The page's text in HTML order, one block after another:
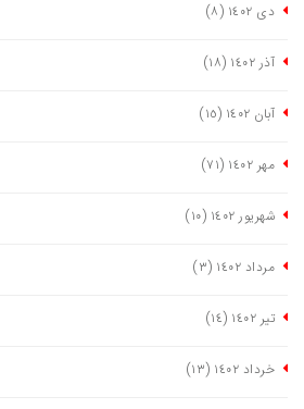
دی ١٤٠٢ (٨)
آذر ١٤٠٢ (١٨)
آبان ١٤٠٢ (١٥)
مهر ١٤٠٢ (٧١)
شهریور ١٤٠٢ (١٠)
مرداد ١٤٠٢ (٣)
تیر ١٤٠٢ (١٤)
خرداد ١٤٠٢ (١٣)